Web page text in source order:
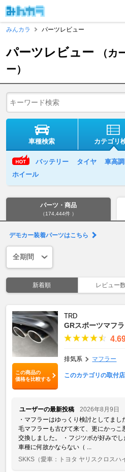
みんカラ
パーツレビュー
パーツレビュー
（カ
ー）
車種検索 カテゴリ
バッテリー タイヤ 車高
ホイール
パーツ・商品
（174,444件 ）
デモカー装着パーツはこちら
新着順 レビュー
この商品の
価格を比較する
TRD
GRスポーツマフ
排気系 マフラー
このカテゴリの取付
ユーザーの最新投稿
2026年8月9日
・マフラーはゆっくり検討としてま
毛マフラーも古びて来て、更にかっこ
交換しました。 ・フジツボが好みで
車種に何故かならない（ ...
SKKS （愛車：トヨタ ヤリスクロスハ